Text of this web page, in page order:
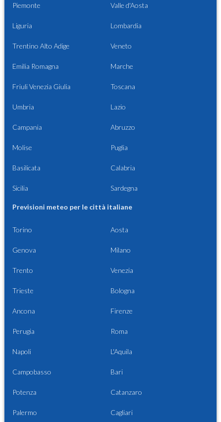
Piemonte Valle d'Aosta
Liguria Lombardia
Trentino Alto Adige Veneto
Emilia Romagna Marche
Friuli Venezia Giulia Toscana
Umbria Lazio
Campania Abruzzo
Molise Puglia
Basilicata Calabria
Sicilia Sardegna
Previsioni meteo per le città italiane
Torino Aosta
Genova Milano
Trento Venezia
Trieste Bologna
Ancona Firenze
Perugia Roma
Napoli L'Aquila
Campobasso Bari
Potenza Catanzaro
Palermo Cagliari